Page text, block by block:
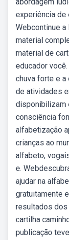
experiência de
Webcontinue a
material
material de
educador
chuva forte e a
de atividades
disponibilizam
consciência
alfabetização
crianças ao
alfabeto,
e.
ajudar na
gratuitamente
resultados dos
cartilha
publicação